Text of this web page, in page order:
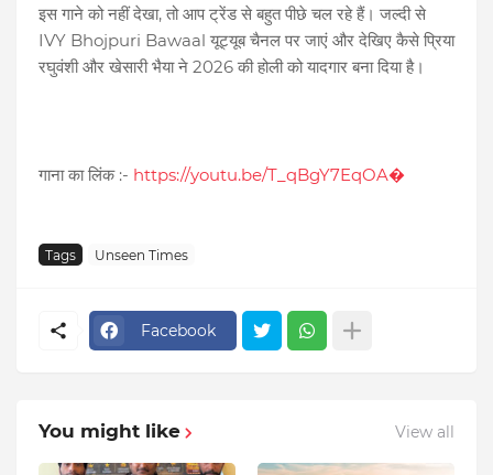
इस गाने को नहीं देखा, तो आप ट्रेंड से बहुत पीछे चल रहे हैं। जल्दी से
IVY Bhojpuri Bawaal यूट्यूब चैनल पर जाएं और देखिए कैसे प्रिया
रघुवंशी और खेसारी भैया ने 2026 की होली को यादगार बना दिया है।
गाना का लिंक :- https://youtu.be/T_qBgY7EqOA�
Tags Unseen Times
Facebook
You might like View all